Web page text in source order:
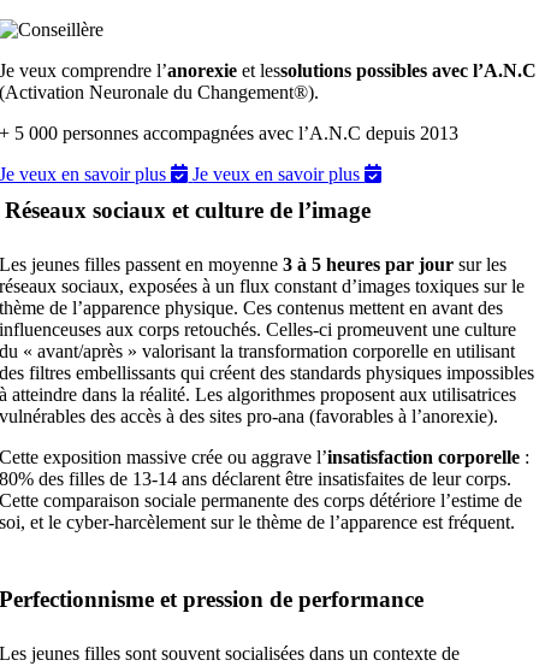
Je veux comprendre l’anorexie et lessolutions possibles avec l’A.N.C
(Activation Neuronale du Changement®).
+ 5 000 personnes accompagnées avec l’A.N.C depuis 2013
Je veux en savoir plus
Je veux en savoir plus
Réseaux sociaux et culture de l’image
Les jeunes filles passent en moyenne3 à 5 heures par jour sur les
réseaux sociaux, exposées à un flux constant d’images toxiques sur le
thème de l’apparence physique. Ces contenus mettent en avant des
influenceuses aux corps retouchés. Celles-ci promeuvent une culture
du « avant/après » valorisant la transformation corporelle en utilisant
des filtres embellissants qui créent des standards physiques impossibles
à atteindre dans la réalité. Les algorithmes proposent aux utilisatrices
vulnérables des accès à des sites pro-ana (favorables à l’anorexie).
Cette exposition massive crée ou aggrave l’insatisfaction corporelle :
80% des filles de 13-14 ans déclarent être insatisfaites de leur corps.
Cette comparaison sociale permanente des corps détériore l’estime de
soi, et le cyber-harcèlement sur le thème de l’apparence est fréquent.
Perfectionnisme et pression de performance
Les jeunes filles sont souvent socialisées dans un contexte de